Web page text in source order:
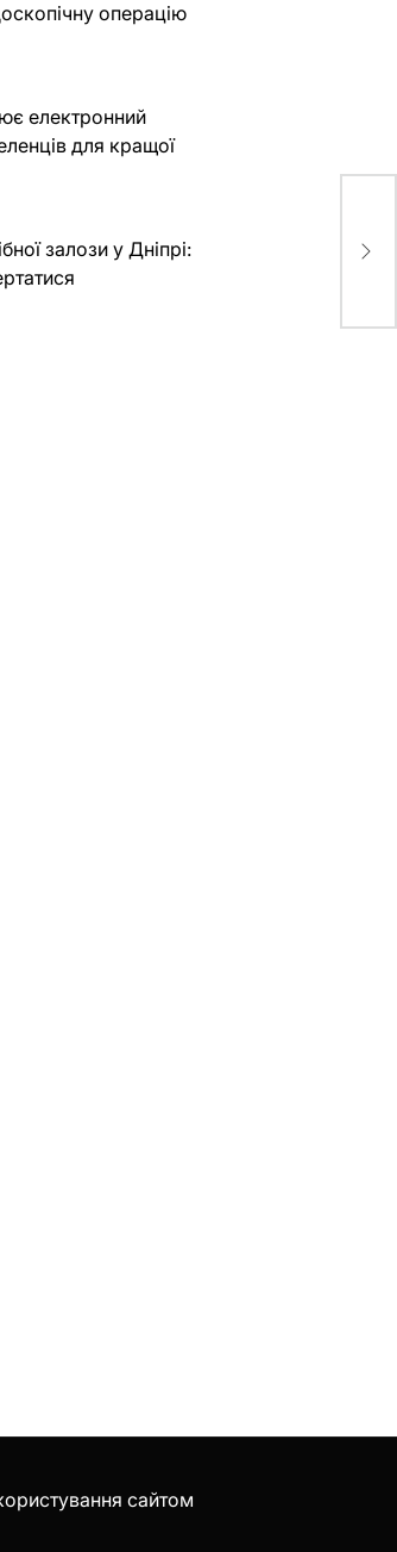
операцію
електронний
для кращої
залози у Дніпрі:
сайтом